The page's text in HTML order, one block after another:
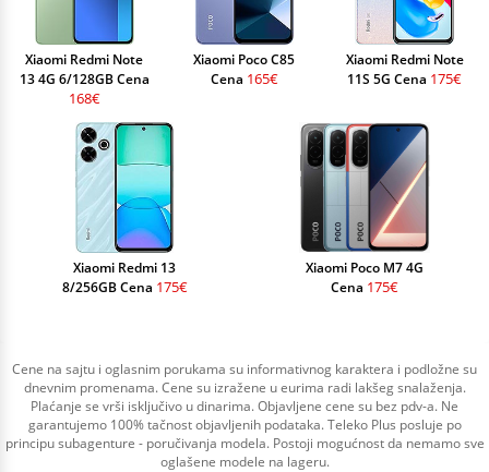
Xiaomi Redmi Note
13 4G 6/128GB Cena
168€
Xiaomi Poco C85
Cena 165€
Xiaomi Redmi Note
11S 5G Cena 175€
Xiaomi Redmi 13
8/256GB Cena 175€
Xiaomi Poco M7 4G
Cena 175€
Cene na sajtu i oglasnim porukama su informativnog karaktera i podložne su
dnevnim promenama. Cene su izražene u eurima radi lakšeg snalaženja.
Plaćanje se vrši isključivo u dinarima. Objavljene cene su bez pdv-a. Ne
garantujemo 100% tačnost objavljenih podataka. Teleko Plus posluje po
principu subagenture - poručivanja modela. Postoji mogućnost da nemamo sve
oglašene modele na lageru.